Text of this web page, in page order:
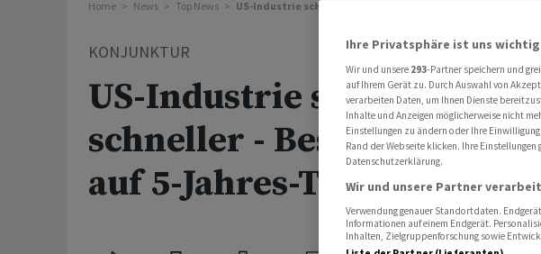
Home News Top News US-Industrie schrumpft schneller - Beschäftigung auf 5-
KONJUNKTUR
US-Industrie schrumpft
schneller - Beschäftigung
auf 5-Jahres-Tief
Ihre Privatsphäre ist uns wichtig
Wir und unsere 293-Partner speichern und
auf Ihrem Gerät zu. Durch Auswahl von
verarbeiten Daten, um Ihnen Dienste
Inhalte und Anzeigen möglicherweise nicht
Einstellungen zu ändern oder Ihre
Rand der Webseite klicken. Ihre
Datenschutzerklärung.
Wir und unsere Partner
Verwendung genauer Standortdaten.
Informationen auf einem Endgerät.
Inhalten, Zielgruppenforschung sowie